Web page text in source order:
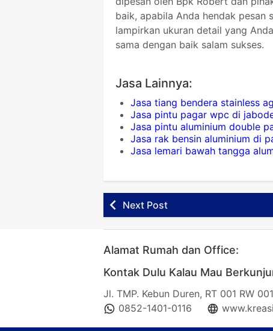
baik, apabila Anda hendak pesan
lampirkan ukuran detail yang
sama dengan baik salam sukses.
Jasa Lainnya:
Jasa tiang bendera stainless
Jasa pintu pagar wpc di
Jasa pintu aluminium double
Jasa rak bensin aluminium di
Jasa lemari bawah tangga
Next Post
Alamat Rumah dan Office:
Kontak Dulu Kalau Mau
Jl. TMP. Kebun Duren, RT 001 RW
0852-1401-0116